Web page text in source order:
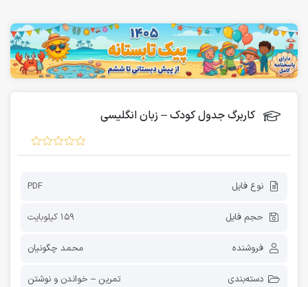
کاربرگ جدول کودک – زبان انگلیسی
نوع فایل PDF
حجم فایل 159 کیلوبایت
فروشنده محمد چگونیان
دسته‌بندی تمرین – خواندن و نوشتن